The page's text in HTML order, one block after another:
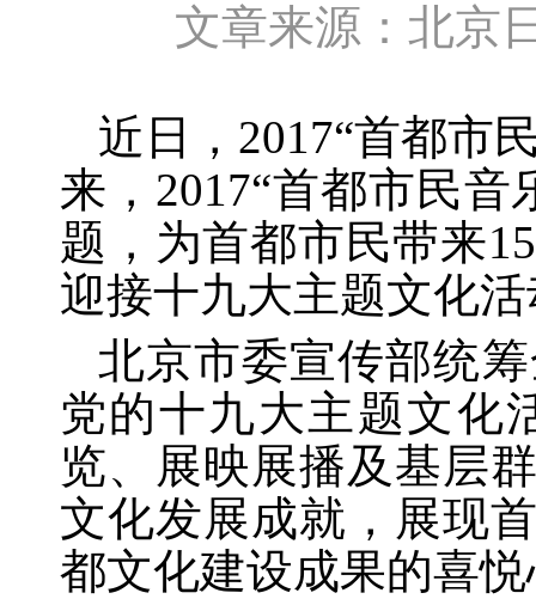
文章来源：北
近日， 2017“首都市
来，2017“首都市民
题，为首都市民带来
迎接十九大主题文化
北京市委宣传部统
党的十九大主题文化
览、展映展播及基层
文化发展成就，展现
都文化建设成果的喜